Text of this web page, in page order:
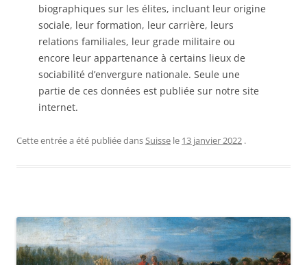
biographiques sur les élites, incluant leur origine
sociale, leur formation, leur carrière, leurs
relations familiales, leur grade militaire ou
encore leur appartenance à certains lieux de
sociabilité d’envergure nationale. Seule une
partie de ces données est publiée sur notre site
internet.
Cette entrée a été publiée dansSuisse le 13 janvier 2022 .